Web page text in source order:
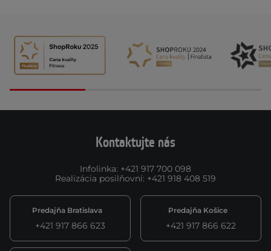
Kontaktujte nás
Infolinka: +421 917 700 098
Realizácia posilňovní: +421 918 408 519
Predajňa Bratislava
+421 917 866 623
Predajňa Košice
+421 917 866 622